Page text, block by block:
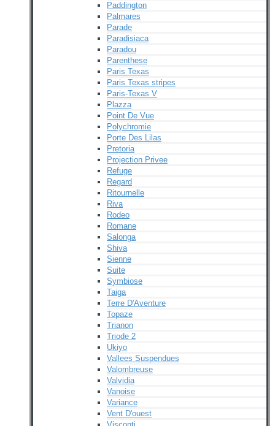
Paddington
Palmares
Parade
Paradisiaca
Paradou
Parenthese
Paris Texas
Paris Texas stripes
Paris-Texas V
Plazza
Point De Vue
Polychromie
Porte Des Lilas
Pretoria
Projection Privee
Refuge
Regard
Ritournelle
Riva
Rodeo
Romane
Salonga
Shiva
Sienne
Suite
Symbiose
Taiga
Terre D'Aventure
Topaze
Trianon
Triode 2
Ukiyo
Vallees Suspendues
Valombreuse
Valvidia
Vanoise
Variance
Vent D'ouest